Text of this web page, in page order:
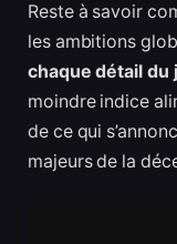
Reste à savoir
les ambitions
chaque détail du
moindre indice
de ce qui
majeurs de la